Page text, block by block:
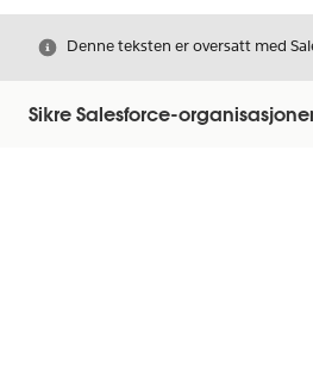
Avslutt
Denne teksten er oversatt med
Sikre Salesforce-